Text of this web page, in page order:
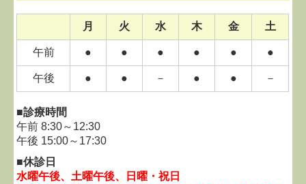
月 火 水 木 金 土
午前 ● ● ● ● ● ●
午後 ● ● － ● ● －
■診療時間
午前8:30～12:30
午後 15:00～17:30
■休診日
水曜午後、土曜午後、日曜・祝日